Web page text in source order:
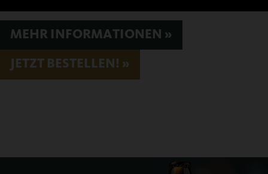
MEHR INFORMATIONEN »
JETZT BESTELLEN! »